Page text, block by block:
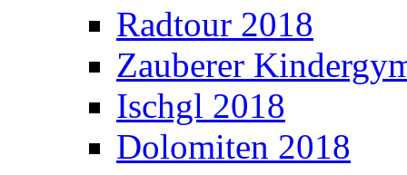
Radtour 2018
Zauberer
Ischgl 2018
Dolomiten 2018